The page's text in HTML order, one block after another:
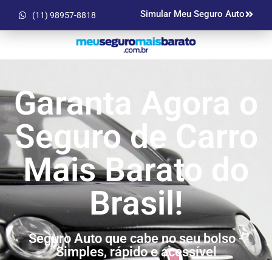
(11) 98957-8818 Simular Meu Seguro Auto
Garanta Agora o
Seguro de Carro
Mais Barato do
Brasil!
Seguro Auto que cabe no seu bolso -
Simples, rápido e acessível